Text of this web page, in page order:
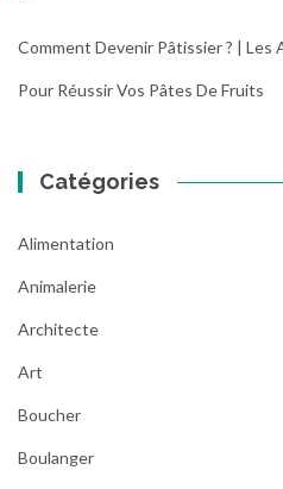
Comment Devenir Pâtissier ? | Les
Pour Réussir Vos Pâtes De Fruits
Catégories
Alimentation
Animalerie
Architecte
Art
Boucher
Boulanger